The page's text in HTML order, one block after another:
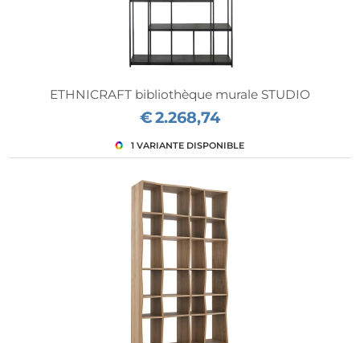
ETHNICRAFT bibliothèque murale STUDIO
€2.268,74